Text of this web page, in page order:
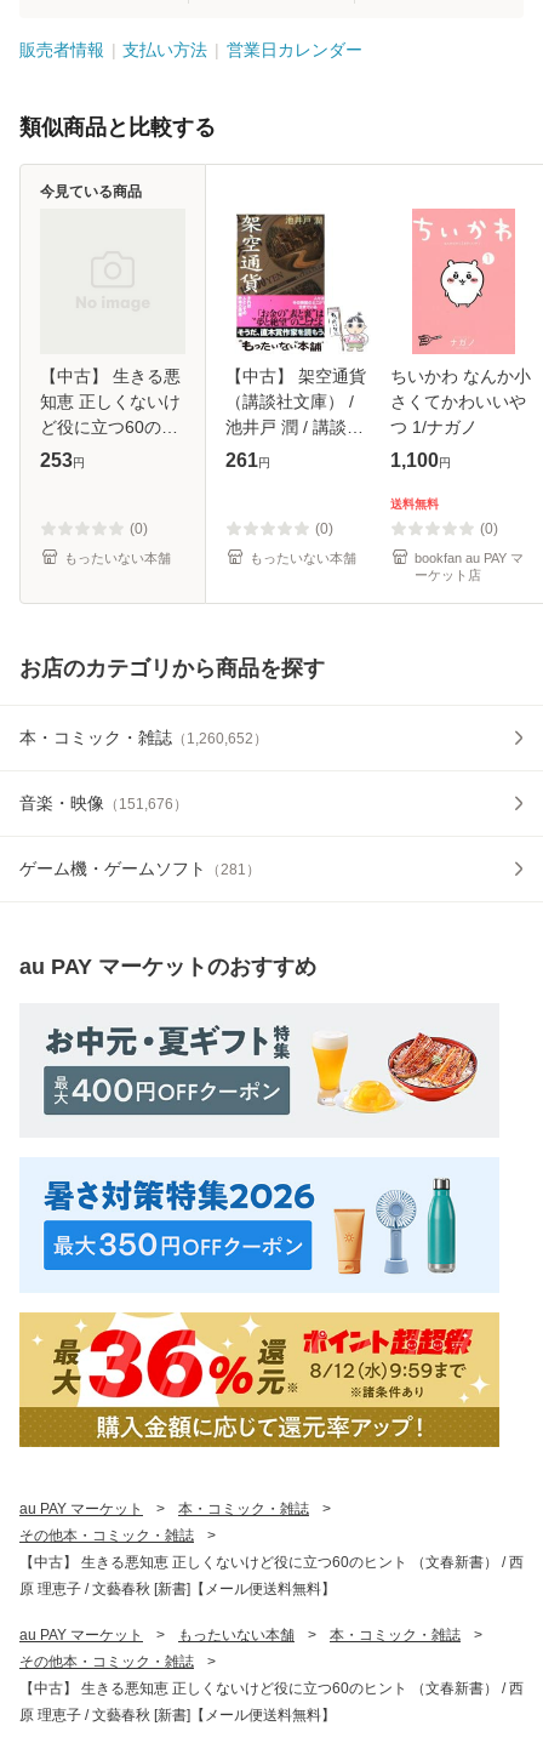
販売者情報 支払い方法 営業日カレンダー
類似商品と比較する
【中古】 生きる悪
知恵 正しくないけ
ど役に立つ60のヒ
ント （文春新書）
ール便送料無料】
253円
(0)
もったいない本舗
今見ている商品
【中古】 架空通貨
（講談社文庫） /
池井戸 潤 / 講談社
[文庫]【メール便送
261円
(0)
もったいない本舗
ちいかわ なんか小
さくてかわいいや
つ 1/ナガノ
1,100円
送料無料
(0)
bookfan au PAY マ
ーケット店
お店のカテゴリから商品を探す
本・コミック・雑誌 （ 1,260,652 ）
音楽・映像 （ 151,676 ）
ゲーム機・ゲームソフト （281 ）
au PAY マーケットのおすすめ
au PAY マーケット > 本・コミック・雑誌
>
その他本・コミック・雑誌
>
【中古】 生きる悪知恵 正しくないけど役に立つ60のヒント （文春新書） / 西
原 理恵子 / 文藝春秋 [新書]【メール便送料無料】
au PAY マーケット > もったいない本舗 > 本・コミック・雑誌
>
その他本・コミック・雑誌
>
【中古】 生きる悪知恵 正しくないけど役に立つ60のヒント （文春新書） / 西
原 理恵子 / 文藝春秋 [新書]【メール便送料無料】